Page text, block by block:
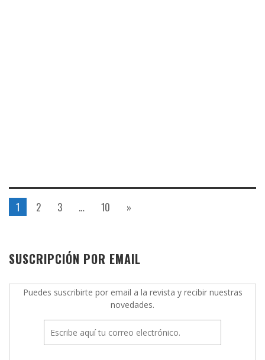
1 2 3 … 10 »
SUSCRIPCIÓN POR EMAIL
Puedes suscribirte por email a la revista y recibir nuestras
novedades.